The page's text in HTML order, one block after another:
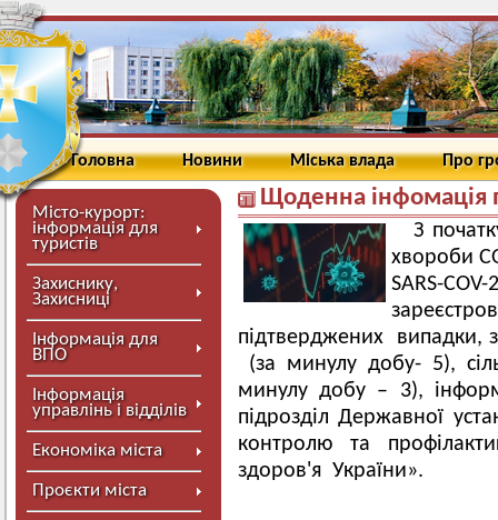
Головна Новини Міська влада Про
Місто-курорт:
інформація для
туристів
Захиснику,
Захисниці
Інформація для
ВПО
Інформація
управлінь і відділів
Економіка міста
Проєкти міста
Щоденна інфомація
З
хвороби
SARS-
підтверджених випадки,
(за минулу добу- 5),
минулу добу – 3),
підрозділ Державної
контролю та
здоров'я України».